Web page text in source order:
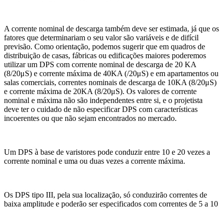
A corrente nominal de descarga também deve ser estimada, já que os
fatores que determinariam o seu valor são variáveis e de difícil
previsão. Como orientação, podemos sugerir que em quadros de
distribuição de casas, fábricas ou edificações maiores poderemos
utilizar um DPS com corrente nominal de descarga de 20 KA
(8/20μS) e corrente máxima de 40KA (/20μS) e em apartamentos ou
salas comerciais, correntes nominais de descarga de 10KA (8/20μS)
e corrente máxima de 20KA (8/20μS). Os valores de corrente
nominal e máxima não são independentes entre si, e o projetista
deve ter o cuidado de não especificar DPS com características
incoerentes ou que não sejam encontrados no mercado.
Um DPS à base de varistores pode conduzir entre 10 e 20 vezes a
corrente nominal e uma ou duas vezes a corrente máxima.
Os DPS tipo III, pela sua localização, só conduzirão correntes de
baixa amplitude e poderão ser especificados com correntes de 5 a 10